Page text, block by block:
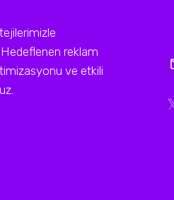
Hedeflenen reklam
ve etkili